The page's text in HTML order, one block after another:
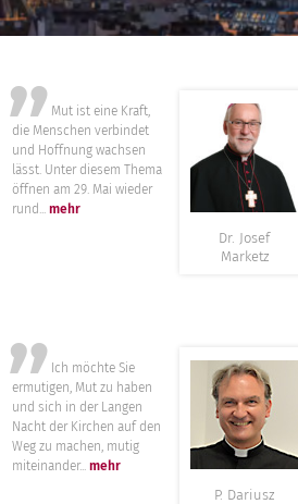
”
Mut ist eine Kraft,
die Menschen verbindet
und Hoffnung wachsen
lässt. Unter diesem Thema
öffnen am 29. Mai wieder
rund... mehr
Dr. Josef
Marketz
”
Ich möchte Sie
ermutigen, Mut zu haben
und sich in der Langen
Nacht der Kirchen auf den
Weg zu machen, mutig
miteinander... mehr
P. Dariusz